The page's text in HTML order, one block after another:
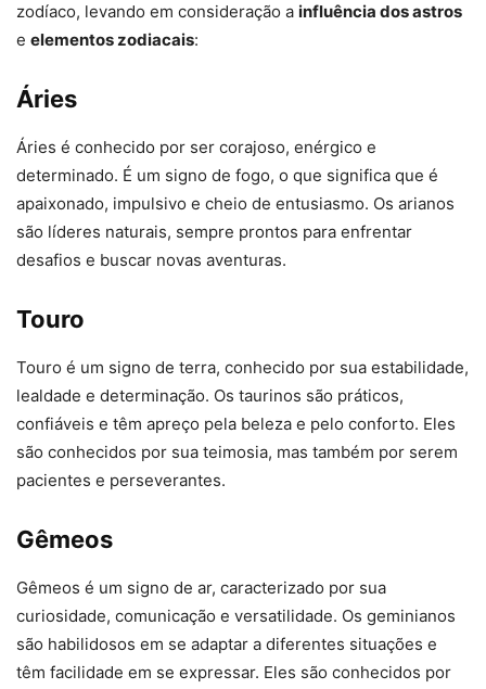
zodíaco, levando em consideração a influência dos astros
e elementos zodiacais:
Áries
Áries é conhecido por ser corajoso, enérgico e
determinado. É um signo de fogo, o que significa que é
apaixonado, impulsivo e cheio de entusiasmo. Os arianos
são líderes naturais, sempre prontos para enfrentar
desafios e buscar novas aventuras.
Touro
Touro é um signo de terra, conhecido por sua estabilidade,
lealdade e determinação. Os taurinos são práticos,
confiáveis e têm apreço pela beleza e pelo conforto. Eles
são conhecidos por sua teimosia, mas também por serem
pacientes e perseverantes.
Gêmeos
Gêmeos é um signo de ar, caracterizado por sua
curiosidade, comunicação e versatilidade. Os geminianos
são habilidosos em se adaptar a diferentes situações e
têm facilidade em se expressar. Eles são conhecidos por